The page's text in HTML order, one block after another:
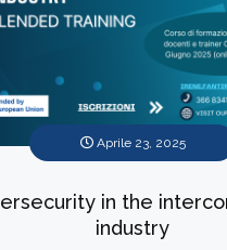
Aprile 23, 2025
in the
industry